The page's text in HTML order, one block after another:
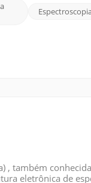
, também
eletrônica de